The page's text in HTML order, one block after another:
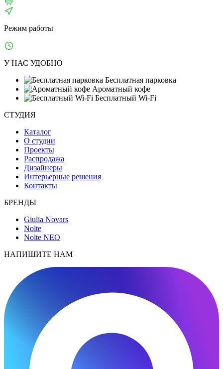
Режим работы
У НАС УДОБНО
Бесплатная парковка
Ароматный кофе
Бесплатный Wi-Fi
СТУДИЯ
Каталог
О студии
Проекты
Распродажа
Дизайнеры
Интерьерные решения
Контакты
БРЕНДЫ
Giulia Novars
Nolte
Nolte NEO
НАПИШИТЕ НАМ